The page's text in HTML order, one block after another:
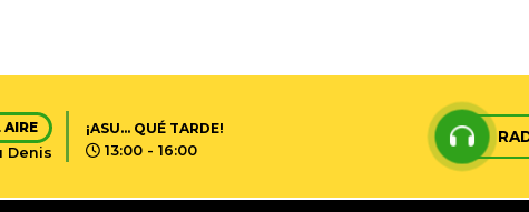
AIRE
Denis
¡ASU… QUÉ TARDE!
13:00 - 16:00